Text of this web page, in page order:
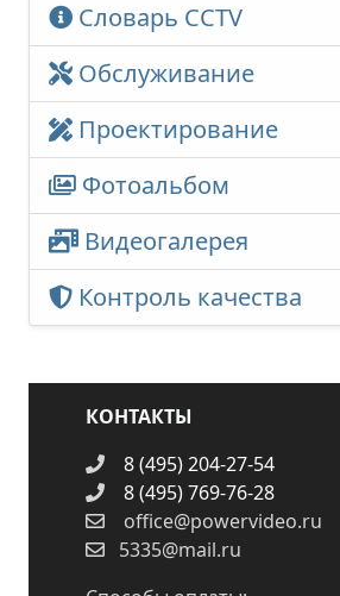
Словарь CCTV
Обслуживание
Проектирование
Фотоальбом
Видеогалерея
Контроль качества
КОНТАКТЫ
8 (495) 204-27-54
8 (495) 769-76-28
office@powervideo.ru
5335@mail.ru